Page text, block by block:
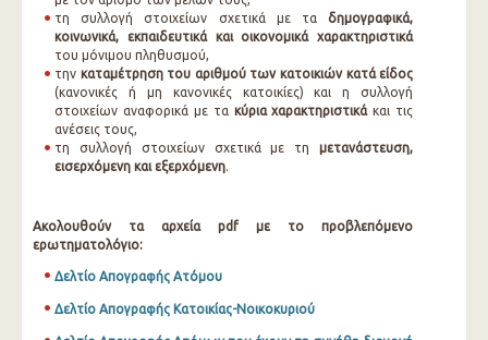
τη συλλογή στοιχείων σχετικά με ταδημογραφικά,
κοινωνικά, εκπαιδευτικά και οικονομικά χαρακτηριστικά
του μόνιμου πληθυσμού,
την καταμέτρηση του αριθμού των κατοικιών κατά είδος
(κανονικές ή μη κανονικές κατοικίες) και η συλλογή
στοιχείων αναφορικά με τα κύρια χαρακτηριστικάκαι τις
ανέσεις τους,
τη συλλογή στοιχείων σχετικά με τημετανάστευση,
εισερχόμενη και εξερχόμενη.
Ακολουθούν τα αρχείαpdf με το προβλεπόμενο
ερωτηματολόγιο:
Δελτίο Απογραφής Ατόμου
Δελτίο Απογραφής Κατοικίας-Νοικοκυριού